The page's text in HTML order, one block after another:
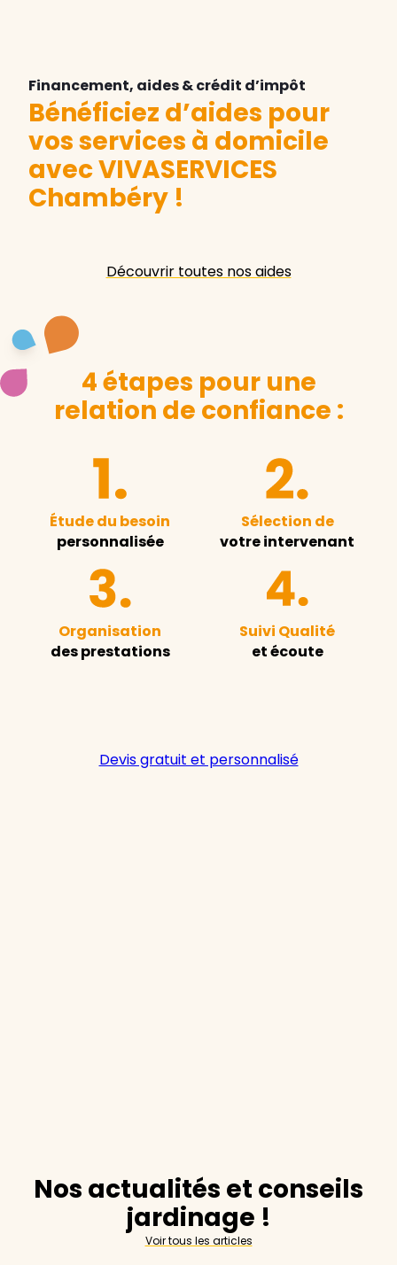
Financement, aides & crédit d’impôt
Bénéficiez d’aides pour
vos services à domicile
avec VIVASERVICES
Chambéry !
Découvrir toutes nos aides
4 étapes pour une
relation de confiance :
Étude du besoin
personnalisée
Sélection de
votre intervenant
Organisation
des prestations
Suivi Qualité
et écoute
Devis gratuit et personnalisé
Nos actualités et conseils
jardinage !
Voir tous les articles